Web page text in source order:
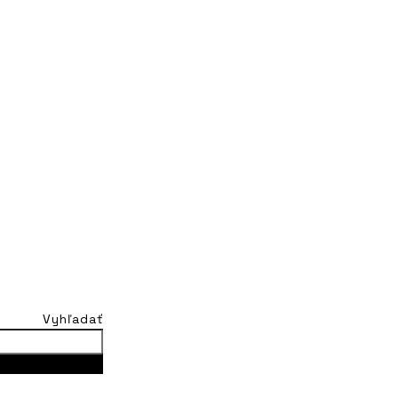
Vyhľadať